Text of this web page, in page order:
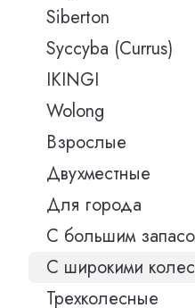
Siberton
Syccyba (Currus)
IKINGI
Wolong
Взрослые
Двухместные
Для города
С большим
С широкими
Трехколесные